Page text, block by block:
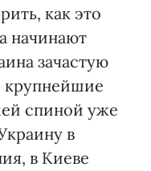
как это
начинают
зачастую
крупнейшие
спиной уже
в
в Киеве